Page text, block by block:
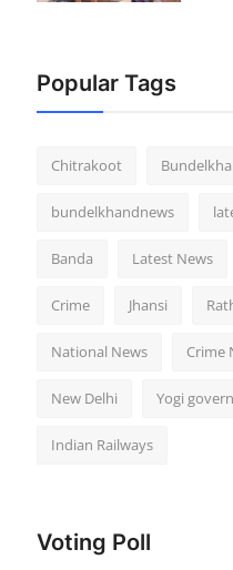
Popular Tags
Chitrakoot
bundelkhandnews
Banda Latest News
Crime Jhansi
National News Crime
New Delhi Yogi
Indian Railways
Voting Poll